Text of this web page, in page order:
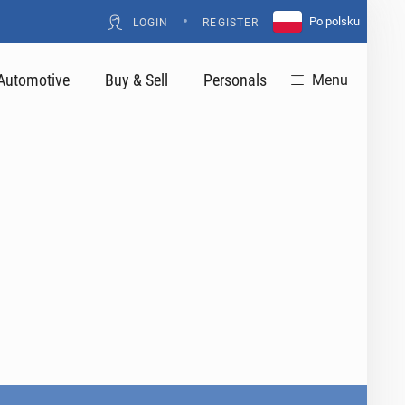
LOGIN • REGISTER Po polsku
Buy & Sell Personals Menu